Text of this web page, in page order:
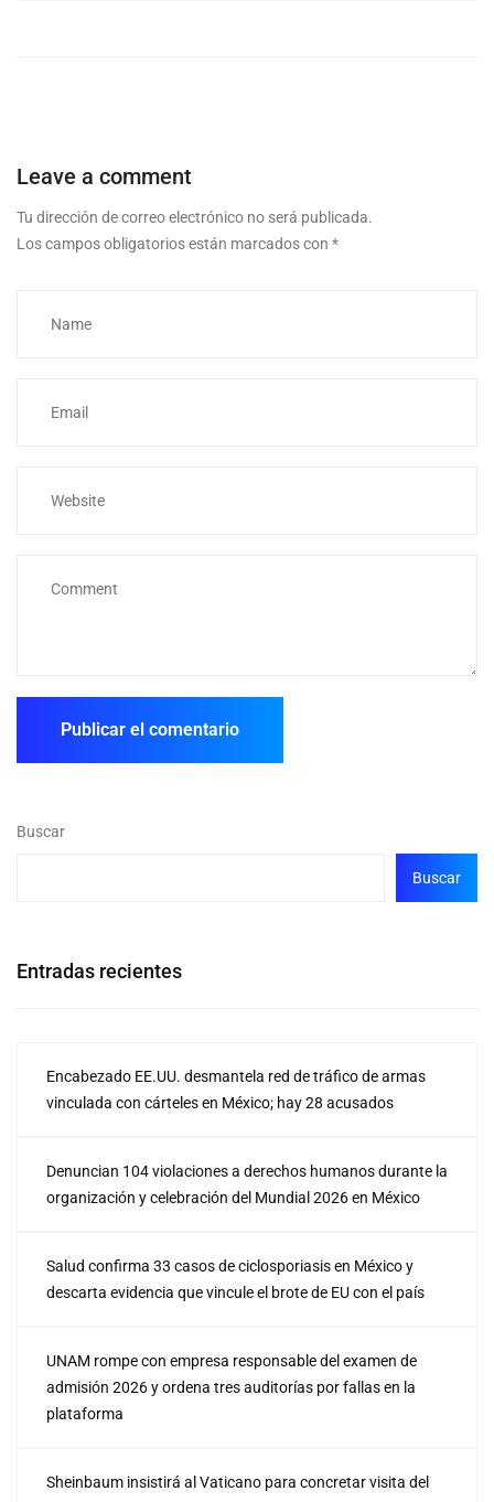
Leave a comment
Tu dirección de correo electrónico no será publicada.
Los campos obligatorios están marcados con *
Buscar
Buscar
Entradas recientes
Encabezado EE.UU. desmantela red de tráfico de armas
vinculada con cárteles en México; hay 28 acusados
Denuncian 104 violaciones a derechos humanos durante la
organización y celebración del Mundial 2026 en México
Salud confirma 33 casos de ciclosporiasis en México y
descarta evidencia que vincule el brote de EU con el país
UNAM rompe con empresa responsable del examen de
admisión 2026 y ordena tres auditorías por fallas en la
plataforma
Sheinbaum insistirá al Vaticano para concretar visita del